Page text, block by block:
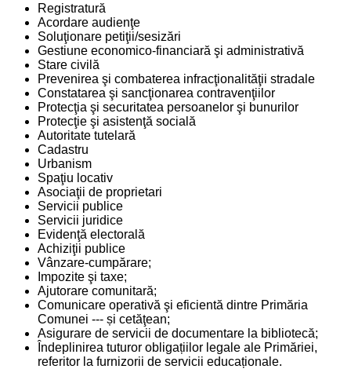
Registratură
Acordare audienţe
Soluţionare petiţii/sesizări
Gestiune economico-financiară şi administrativă
Stare civilă
Prevenirea şi combaterea infracţionalităţii stradale
Constatarea şi sancţionarea contravenţiilor
Protecţia şi securitatea persoanelor şi bunurilor
Protecţie şi asistenţă socială
Autoritate tutelară
Cadastru
Urbanism
Spaţiu locativ
Asociaţii de proprietari
Servicii publice
Servicii juridice
Evidenţă electorală
Achiziţii publice
Vânzare-cumpărare;
Impozite şi taxe;
Ajutorare comunitară;
Comunicare operativă şi eficientă dintre Primăria
Comunei --- și cetăţean;
Asigurare de servicii de documentare la bibliotecă;
Îndeplinirea tuturor obligațiilor legale ale Primăriei,
referitor la furnizorii de servicii educaționale.